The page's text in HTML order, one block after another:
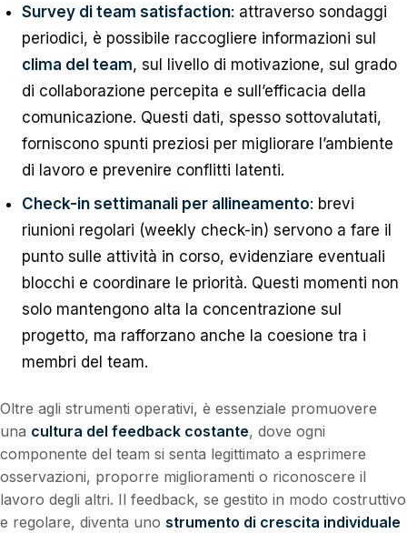
Survey di team satisfaction: attraverso sondaggi
periodici, è possibile raccogliere informazioni sul
clima del team, sul livello di motivazione, sul grado
di collaborazione percepita e sull’efficacia della
comunicazione. Questi dati, spesso sottovalutati,
forniscono spunti preziosi per migliorare l’ambiente
di lavoro e prevenire conflitti latenti.
Check-in settimanali per allineamento: brevi
riunioni regolari (weekly check-in) servono a fare il
punto sulle attività in corso, evidenziare eventuali
blocchi e coordinare le priorità. Questi momenti non
solo mantengono alta la concentrazione sul
progetto, ma rafforzano anche la coesione tra i
membri del team.
Oltre agli strumenti operativi, è essenziale promuovere
una cultura del feedback costante, dove ogni
componente del team si senta legittimato a esprimere
osservazioni, proporre miglioramenti o riconoscere il
lavoro degli altri. Il feedback, se gestito in modo costruttivo
e regolare, diventa uno strumento di crescita individuale